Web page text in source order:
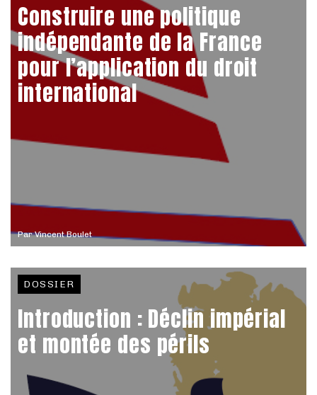
ParVincent Boulet
Construire une politique
indépendante de la France
pour l’application du droit
international
DOSSIER
Introduction : Déclin impérial
et montée des périls